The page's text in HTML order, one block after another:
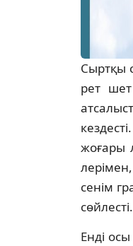
Сыртқы
рет
жоғары
сенім
сөйлесті.
Енді